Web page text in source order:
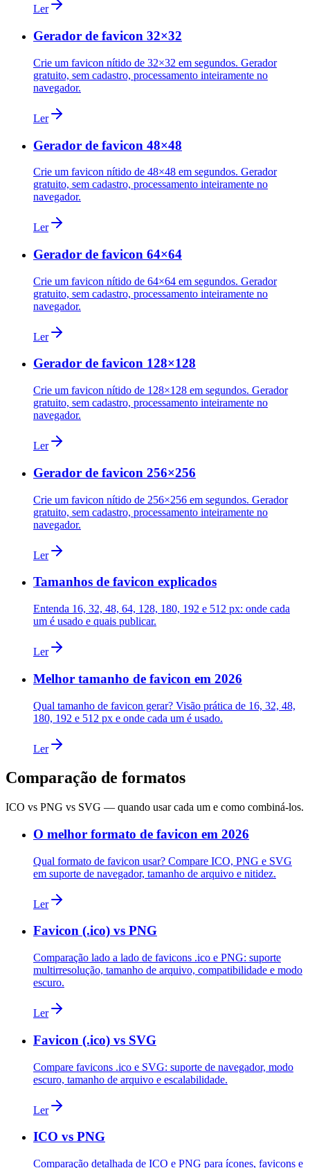
Ler
Gerador de favicon 32×32
Crie um favicon nítido de 32×32 em segundos. Gerador
gratuito, sem cadastro, processamento inteiramente no
navegador.
Ler
Gerador de favicon 48×48
Crie um favicon nítido de 48×48 em segundos. Gerador
gratuito, sem cadastro, processamento inteiramente no
navegador.
Ler
Gerador de favicon 64×64
Crie um favicon nítido de 64×64 em segundos. Gerador
gratuito, sem cadastro, processamento inteiramente no
navegador.
Ler
Gerador de favicon 128×128
Crie um favicon nítido de 128×128 em segundos. Gerador
gratuito, sem cadastro, processamento inteiramente no
navegador.
Ler
Gerador de favicon 256×256
Crie um favicon nítido de 256×256 em segundos. Gerador
gratuito, sem cadastro, processamento inteiramente no
navegador.
Ler
Tamanhos de favicon explicados
Entenda 16, 32, 48, 64, 128, 180, 192 e 512 px: onde cada
um é usado e quais publicar.
Ler
Melhor tamanho de favicon em 2026
Qual tamanho de favicon gerar? Visão prática de 16, 32, 48,
180, 192 e 512 px e onde cada um é usado.
Ler
Comparação de formatos
ICO vs PNG vs SVG — quando usar cada um e como combiná-los.
O melhor formato de favicon em 2026
Qual formato de favicon usar? Compare ICO, PNG e SVG
em suporte de navegador, tamanho de arquivo e nitidez.
Ler
Favicon (.ico) vs PNG
Comparação lado a lado de favicons .ico e PNG: suporte
multirresolução, tamanho de arquivo, compatibilidade e modo
escuro.
Ler
Favicon (.ico) vs SVG
Compare favicons .ico e SVG: suporte de navegador, modo
escuro, tamanho de arquivo e escalabilidade.
Ler
ICO vs PNG
Comparação detalhada de ICO e PNG para ícones, favicons e